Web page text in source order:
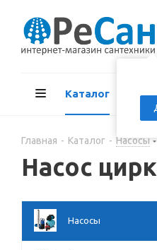
Каталог
Главная - Каталог - Насосы
Насос
Насосы